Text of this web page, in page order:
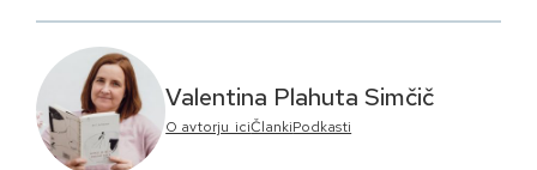
Valentina Plahuta Simčič
O avtorju_iciČlankiPodkasti